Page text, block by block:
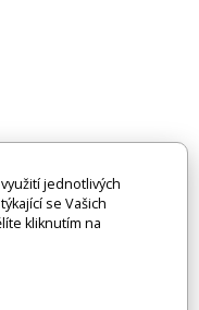
jednotlivých
se Vašich
kliknutím na